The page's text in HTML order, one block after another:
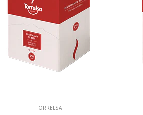
TORRELSA